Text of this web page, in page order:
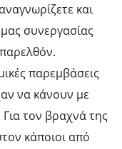
και
μας συνεργασίας
παρεμβάσεις
να κάνουν με
τον βραχνά της
κάποιοι από